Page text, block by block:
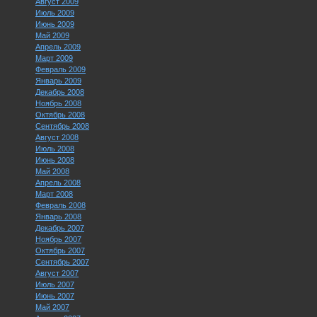
Июль 2009
Июнь 2009
Май 2009
Апрель 2009
Март 2009
Февраль 2009
Январь 2009
Декабрь 2008
Ноябрь 2008
Октябрь 2008
Сентябрь 2008
Август 2008
Июль 2008
Июнь 2008
Май 2008
Апрель 2008
Март 2008
Февраль 2008
Январь 2008
Декабрь 2007
Ноябрь 2007
Октябрь 2007
Сентябрь 2007
Август 2007
Июль 2007
Июнь 2007
Май 2007